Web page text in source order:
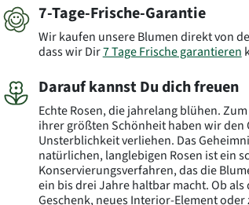
7-Tage-Frische-Garantie
Wir kaufen unsere Blumen direkt von
dass wir Dir7 Tage Frische garantieren
Darauf kannst Du dich freuen
Echte Rosen, die jahrelang blühen.
ihrer größten Schönheit haben wir den
Unsterblichkeit verliehen. Das
natürlichen, langlebigen Rosen ist ein
Konservierungsverfahren, das die
ein bis drei Jahre haltbar macht. Ob als
Geschenk, neues Interior-Element oder